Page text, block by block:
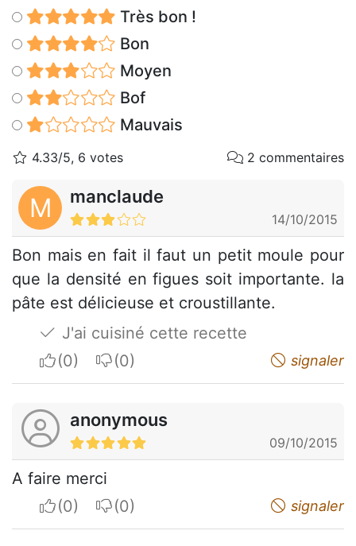
Très bon !
Bon
Moyen
Bof
Mauvais
4.33/5, 6 votes 2 commentaires
M manclaude
14/10/2015
Bon mais en fait il faut un petit moule pour
que la densité en figues soit importante. la
pâte est délicieuse et croustillante.
J'ai cuisiné cette recette
I apreciateI do not appreciate signaler
anonymous
09/10/2015
A faire merci
I apreciateI do not appreciate signaler